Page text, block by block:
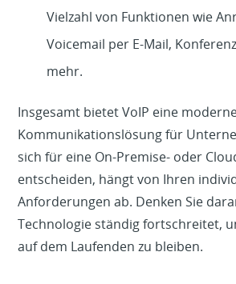
Vielzahl von Funktionen wie
Voicemail per E-Mail,
mehr.
Insgesamt bietet VoIP eine
Kommunikationslösung für
sich für eine On-Premise- oder
entscheiden, hängt von Ihren
Anforderungen ab. Denken Sie
Technologie ständig fortschreitet,
auf dem Laufenden zu bleiben.